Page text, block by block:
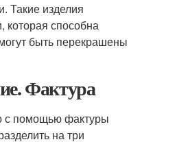
Такие изделия
способна
быть перекрашены
Фактура
с помощью фактуры
на три